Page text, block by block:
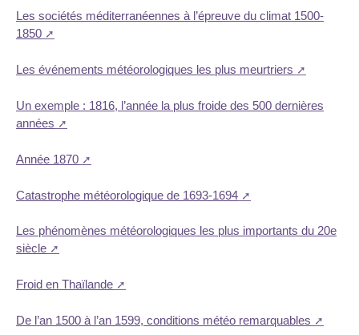
Les sociétés méditerranéennes à l’épreuve du climat 1500-
1850
Les événements météorologiques les plus meurtriers
Un exemple : 1816, l’année la plus froide des 500 dernières
années
Année 1870
Catastrophe météorologique de 1693-1694
Les phénomènes météorologiques les plus importants du 20e
siècle
Froid en Thaïlande
De l’an 1500 à l’an 1599, conditions météo remarquables